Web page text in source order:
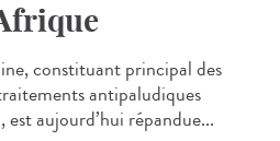
constituant principal des
antipaludiques
aujourd’hui répandue...